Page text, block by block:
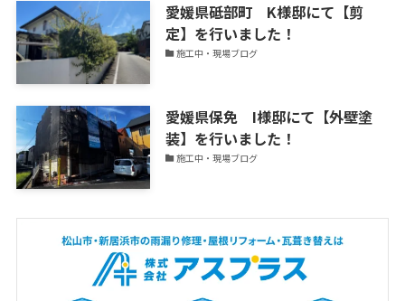
愛媛県砥部町 K様邸にて【剪
定】を行いました！
施工中・現場ブログ
愛媛県保免 I様邸にて【外壁塗
装】を行いました！
施工中・現場ブログ